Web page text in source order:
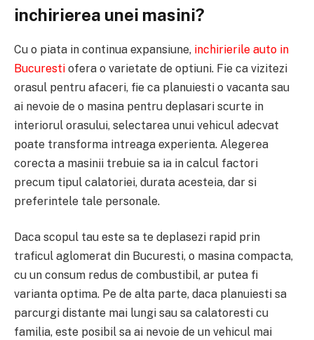
inchirierea unei masini?
Cu o piata in continua expansiune, inchirierile auto in
Bucuresti ofera o varietate de optiuni. Fie ca vizitezi
orasul pentru afaceri, fie ca planuiesti o vacanta sau
ai nevoie de o masina pentru deplasari scurte in
interiorul orasului, selectarea unui vehicul adecvat
poate transforma intreaga experienta. Alegerea
corecta a masinii trebuie sa ia in calcul factori
precum tipul calatoriei, durata acesteia, dar si
preferintele tale personale.
Daca scopul tau este sa te deplasezi rapid prin
traficul aglomerat din Bucuresti, o masina compacta,
cu un consum redus de combustibil, ar putea fi
varianta optima. Pe de alta parte, daca planuiesti sa
parcurgi distante mai lungi sau sa calatoresti cu
familia, este posibil sa ai nevoie de un vehicul mai